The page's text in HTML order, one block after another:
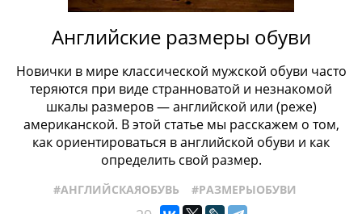
Английские размеры обуви
Новички в мире классической мужской обуви часто
теряются при виде странноватой и незнакомой
шкалы размеров — английской или (реже)
американской. В этой статье мы расскажем о том,
как ориентироваться в английской обуви и как
определить свой размер.
#АНГЛИЙСКАЯОБУВЬ #РАЗМЕРЫОБУВИ